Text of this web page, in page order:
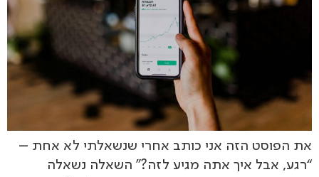
את הפוסט הזה אני כותב אחרי שנשאלתי לא אחת –
“רגע, אבל איך אתה מגיע לזה?” השאלה נשאלה